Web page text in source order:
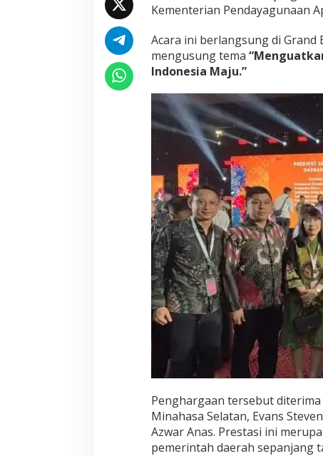
Kementerian Pendayagunaan
Acara ini berlangsung di Grand
mengusung tema
Indonesia Maju.”
Penghargaan tersebut
Minahasa Selatan, Evans
Azwar Anas. Prestasi ini
pemerintah daerah sepanjang